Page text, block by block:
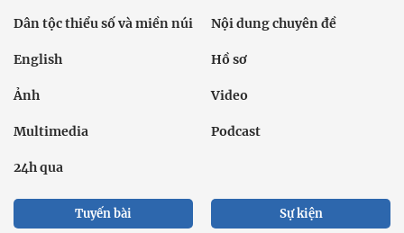
Dân tộc thiểu số và miền núi Nội dung chuyên đề
English Hồ sơ
Ảnh Video
Multimedia Podcast
24h qua
Tuyến bài Sự kiện